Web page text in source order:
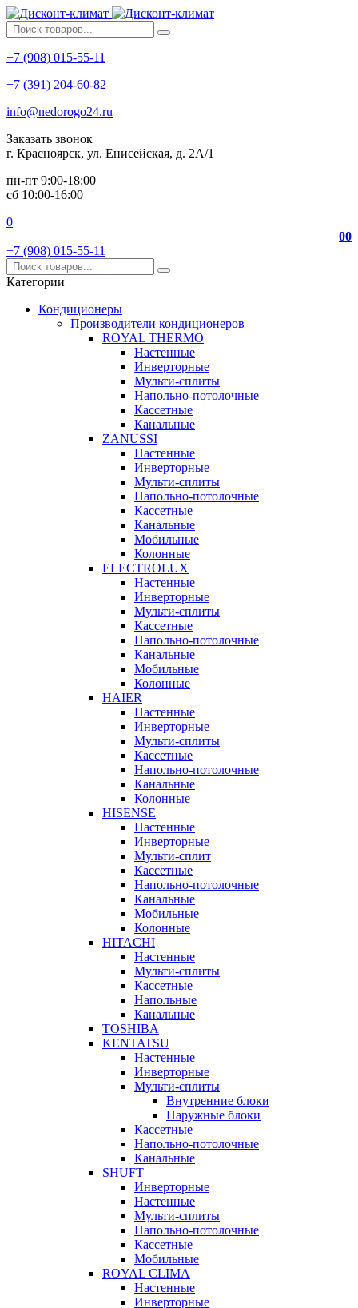
+7 (908) 015-55-11
+7 (391) 204-60-82
info@nedorogo24.ru
Заказать звонок
г. Красноярск, ул. Енисейская, д. 2А/1
пн-пт 9:00-18:00
сб 10:00-16:00
0
00
+7 (908) 015-55-11
Категории
Кондиционеры
Производители кондиционеров
ROYAL THERMO
Настенные
Инверторные
Мульти-сплиты
Напольно-потолочные
Кассетные
Канальные
ZANUSSI
Настенные
Инверторные
Мульти-сплиты
Напольно-потолочные
Кассетные
Канальные
Мобильные
Колонные
ELECTROLUX
Настенные
Инверторные
Мульти-сплиты
Кассетные
Напольно-потолочные
Канальные
Мобильные
Колонные
HAIER
Настенные
Инверторные
Мульти-сплиты
Кассетные
Напольно-потолочные
Канальные
Колонные
HISENSE
Настенные
Инверторные
Мульти-сплит
Кассетные
Напольно-потолочные
Канальные
Мобильные
Колонные
HITACHI
Настенные
Мульти-сплиты
Кассетные
Напольные
Канальные
TOSHIBA
KENTATSU
Настенные
Инверторные
Мульти-сплиты
Внутренние блоки
Наружные блоки
Кассетные
Напольно-потолочные
Канальные
SHUFT
Инверторные
Настенные
Мульти-сплиты
Напольно-потолочные
Кассетные
Мобильные
ROYAL CLIMA
Настенные
Инверторные